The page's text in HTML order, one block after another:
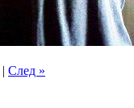
| След »